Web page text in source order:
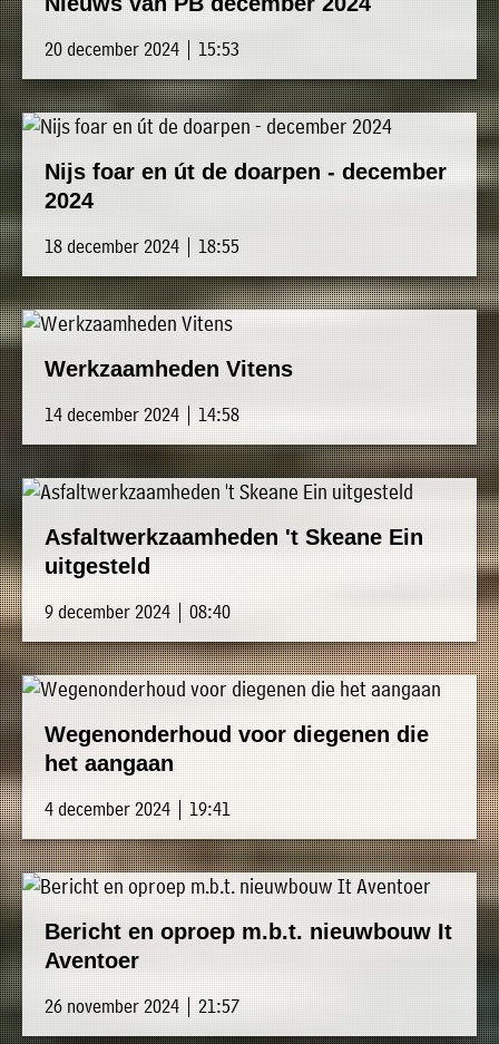
20 december 2024 | 15:53
Nijs foar en út de doarpen - december
2024
18 december 2024 | 18:55
Werkzaamheden Vitens
14 december 2024 | 14:58
Asfaltwerkzaamheden 't Skeane Ein
uitgesteld
9 december 2024 | 08:40
Wegenonderhoud voor diegenen die
het aangaan
4 december 2024 | 19:41
Bericht en oproep m.b.t. nieuwbouw It
Aventoer
26 november 2024 | 21:57